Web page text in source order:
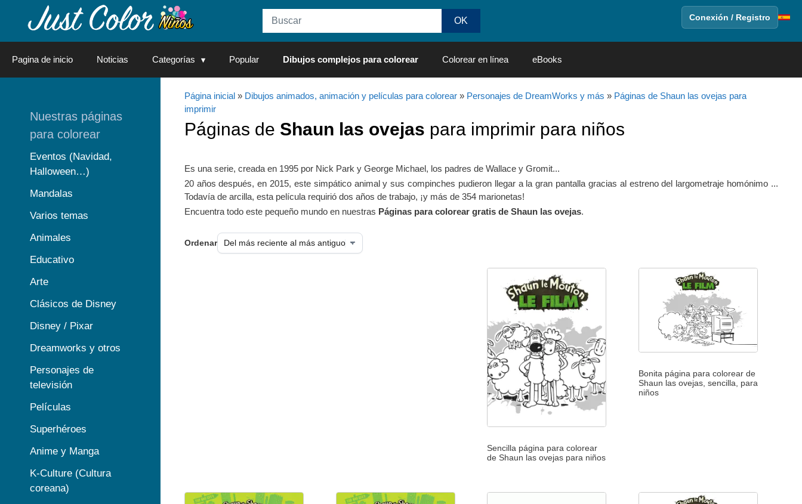
Conexión / Registro
Pagina de inicio Noticias Categorías Popular Dibujos complejos para colorear Colorear en línea eBooks
Página inicial» Dibujos animados, animación y películas para colorear» Personajes de DreamWorks y más » Páginas de Shaun las ovejas para
imprimir
Páginas de Shaun las ovejas para imprimir para niños
Es una serie, creada en 1995 por Nick Park y George Michael, los padres de Wallace y Gromit...
20 años después, en 2015, este simpático animal y sus compinches pudieron llegar a la gran pantalla gracias al estreno del largometraje homónimo ...
Todavía de arcilla, esta película requirió dos años de trabajo, ¡y más de 354 marionetas!
Encuentra todo este pequeño mundo en nuestras Páginas para colorear gratis de Shaun las ovejas.
Ordenar
Sencilla página para colorear
de Shaun las ovejas para niños
Bonita página para colorear de
Shaun las ovejas, sencilla, para
niños
Nuestras páginas
para colorear
Eventos (Navidad,
Halloween…)
Mandalas
Varios temas
Animales
Educativo
Arte
Clásicos de Disney
Disney / Pixar
Dreamworks y otros
Personajes de
televisión
Películas
Superhéroes
Anime y Manga
K-Culture (Cultura
coreana)